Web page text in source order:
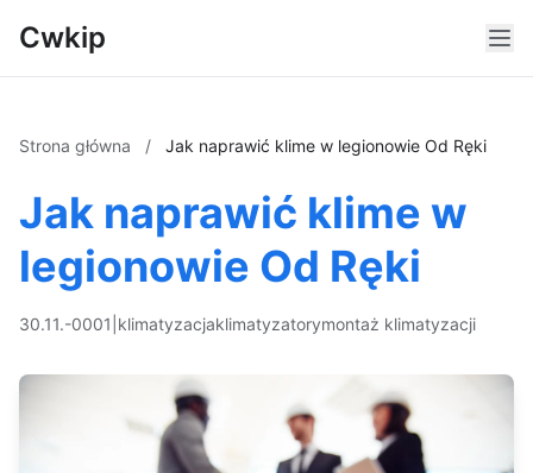
Cwkip
Strona główna / Jak naprawić klime w legionowie Od Ręki
Jak naprawić klime w
legionowie Od Ręki
30.11.-0001 klimatyzacjaklimatyzatorymontaż klimatyzacji